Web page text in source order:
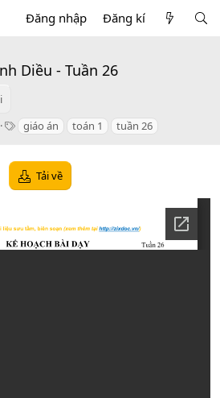
Đăng nhập Đăng kí
Diều - Tuần 26
T giáo án toán 1 tuần 26
Tải về